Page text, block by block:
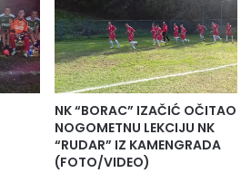
NK “BORAC” IZAČIĆ OČITAO
NOGOMETNU LEKCIJU NK
“RUDAR” IZ KAMENGRADA
(FOTO/VIDEO)